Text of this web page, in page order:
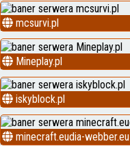
mcsurvi.pl
Mineplay.pl
iskyblock.pl
minecraft.eudia-webber.eu